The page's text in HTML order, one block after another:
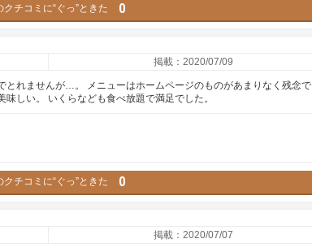
クチコミに“ぐっ”ときた 0
掲載：2020/07/09
とれませんが…。 メニューはホームページのものがあまりなく残念
しい。 いくらなども食べ放題で満足でした。
クチコミに“ぐっ”ときた 0
掲載：2020/07/07